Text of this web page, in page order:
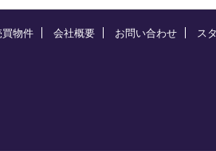
買物件 会社概要 お問い合わせ ス